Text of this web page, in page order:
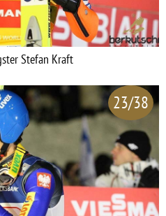
Stefan Kraft
23/38